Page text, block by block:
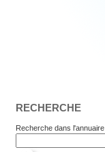
RECHERCHE
Recherche dans l'annuaire